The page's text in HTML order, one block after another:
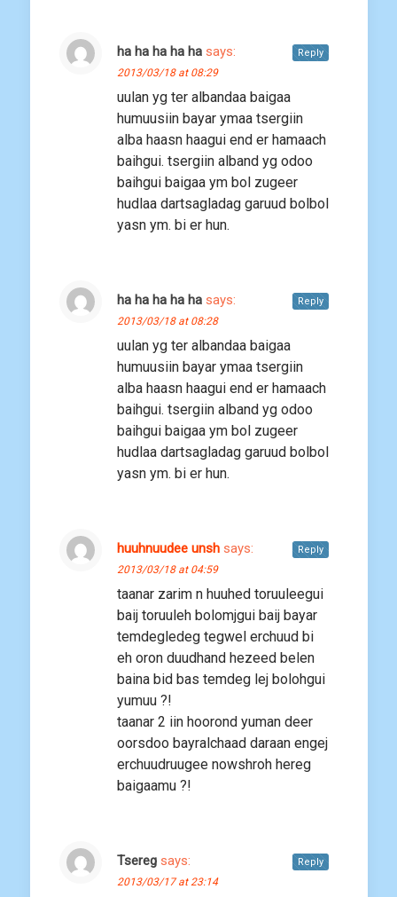
ha ha ha ha ha says:
2013/03/18 at 08:29
uulan yg ter albandaa baigaa
humuusiin bayar ymaa tsergiin
alba haasn haagui end er hamaach
baihgui. tsergiin alband yg odoo
baihgui baigaa ym bol zugeer
hudlaa dartsagladag garuud bolbol
yasn ym. bi er hun.
Reply
ha ha ha ha ha says:
2013/03/18 at 08:28
uulan yg ter albandaa baigaa
humuusiin bayar ymaa tsergiin
alba haasn haagui end er hamaach
baihgui. tsergiin alband yg odoo
baihgui baigaa ym bol zugeer
hudlaa dartsagladag garuud bolbol
yasn ym. bi er hun.
Reply
huuhnuudee unsh says:
2013/03/18 at 04:59
taanar zarim n huuhed toruuleegui
baij toruuleh bolomjgui baij bayar
temdegledeg tegwel erchuud bi
eh oron duudhand hezeed belen
baina bid bas temdeg lej bolohgui
yumuu ?!
taanar 2 iin hoorond yuman deer
oorsdoo bayralchaad daraan engej
erchuudruugee nowshroh hereg
baigaamu ?!
Reply
Tsereg says:
2013/03/17 at 23:14
Reply